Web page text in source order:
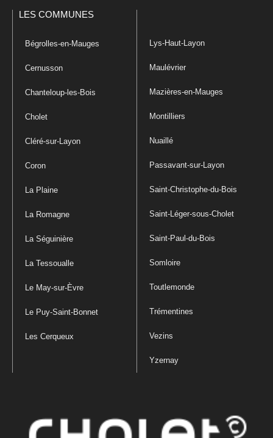
LES COMMUNES
Bégrolles-en-Mauges
Cernusson
Chanteloup-les-Bois
Cholet
Cléré-sur-Layon
Coron
La Plaine
La Romagne
La Séguinière
La Tessoualle
Le May-sur-Èvre
Le Puy-Saint-Bonnet
Les Cerqueux
Lys-Haut-Layon
Maulévrier
Mazières-en-Mauges
Montilliers
Nuaillé
Passavant-sur-Layon
Saint-Christophe-du-Bois
Saint-Léger-sous-Cholet
Saint-Paul-du-Bois
Somloire
Toutlemonde
Trémentines
Vezins
Yzernay